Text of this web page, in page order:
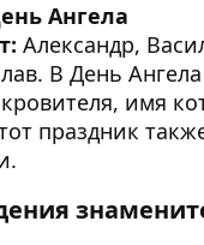
Ангела
Александр,
В День
имя
праздник